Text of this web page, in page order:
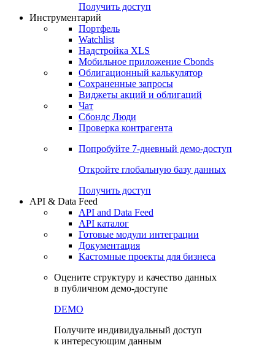
Получить доступ
Инструментарий
Портфель
Watchlist
Надстройка XLS
Мобильное приложение Cbonds
Облигационный калькулятор
Сохраненные запросы
Виджеты акций и облигаций
Чат
Сбондс Люди
Проверка контрагента
Попробуйте 7-дневный демо-доступ
Откройте глобальную базу данных
Получить доступ
API & Data Feed
API and Data Feed
API каталог
Готовые модули интеграции
Документация
Кастомные проекты для бизнеса
Оцените структуру и качество данных
в публичном демо-доступе
DEMO
Получите индивидуальный доступ
к интересующим данным